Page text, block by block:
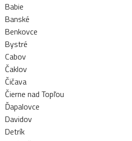
Babie
Banské
Benkovce
Bystré
Cabov
Čaklov
Čičava
Čierne nad Topľou
Ďapalovce
Davidov
Detrík